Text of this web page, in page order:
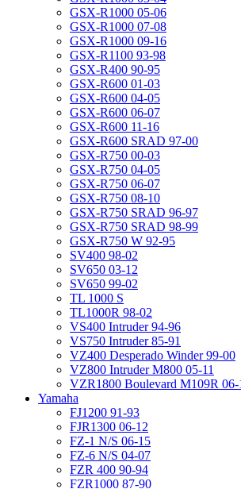
GSX-R1000 05-06
GSX-R1000 07-08
GSX-R1000 09-16
GSX-R1100 93-98
GSX-R400 90-95
GSX-R600 01-03
GSX-R600 04-05
GSX-R600 06-07
GSX-R600 11-16
GSX-R600 SRAD 97-00
GSX-R750 00-03
GSX-R750 04-05
GSX-R750 06-07
GSX-R750 08-10
GSX-R750 SRAD 96-97
GSX-R750 SRAD 98-99
GSX-R750 W 92-95
SV400 98-02
SV650 03-12
SV650 99-02
TL 1000 S
TL1000R 98-02
VS400 Intruder 94-96
VS750 Intruder 85-91
VZ400 Desperado Winder 99-00
VZ800 Intruder M800 05-11
VZR1800 Boulevard M109R 06-
Yamaha
FJ1200 91-93
FJR1300 06-12
FZ-1 N/S 06-15
FZ-6 N/S 04-07
FZR 400 90-94
FZR1000 87-90